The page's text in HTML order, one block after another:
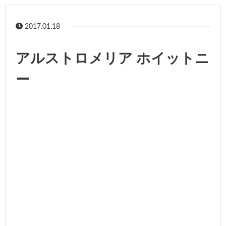
2017.01.18
アルストロメリア ホイットニ
ー